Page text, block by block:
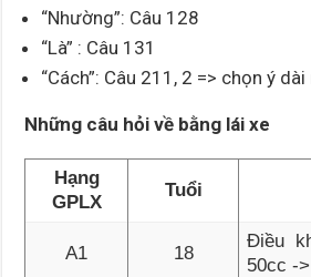
“Nhường”: Câu 128
“Là” : Câu 131
“Cách”: Câu 211, 2 => chọn ý dài
Những câu hỏi về bằng lái xe
Hạng
GPLX
Tuổi
A1 18
Điều
50cc -